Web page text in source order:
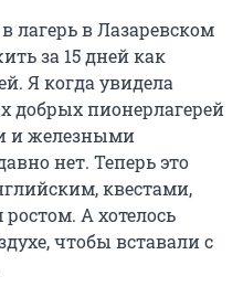
лагерь в Лазаревском
за 15 дней как
Я когда увидела
добрых пионерлагерей
и железными
нет. Теперь это
квестами,
А хотелось
чтобы вставали с